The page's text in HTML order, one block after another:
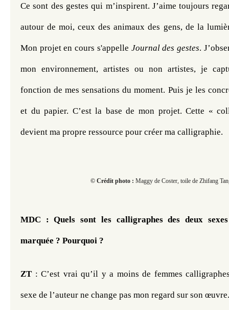
Ce sont des gestes qui m’inspirent. J’aime toujours
autour de moi, ceux des animaux des gens, de la
Mon projet en cours s'appelle Journal des gestes.
mon environnement, artistes ou non artistes, je
fonction de mes sensations du moment. Puis je les
et du papier. C’est la base de mon projet. Cette «
devient ma propre ressource pour créer ma calligraphie.
© Crédit photo : Maggy de Coster, toile de Zhifang
MDC : Quels sont les calligraphes des deux
marquée ? Pourquoi ?
ZT : C’est vrai qu’il y a moins de femmes
sexe de l’auteur ne change pas mon regard sur son œuvre.